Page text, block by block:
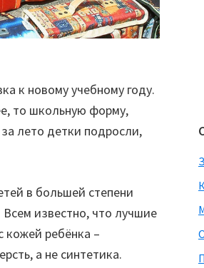
к новому учебному году.
то школьную форму,
лето детки подросли,
в большей степени
известно, что лучшие
кожей ребёнка –
а не синтетика.